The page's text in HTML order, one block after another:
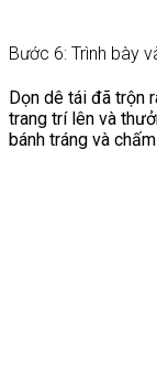
Bước 6: Trình bày
Dọn dê tái đã trộn
trang trí lên và
bánh tráng và